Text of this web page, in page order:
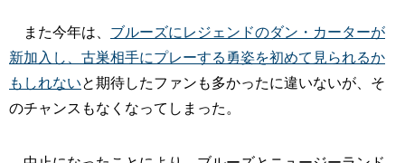
また今年は、 ブルーズにレジェンドのダン・カーターが
新加入し、古巣相手にプレーする勇姿を初めて見られるか
もしれないと期待したファンも多かったに違いないが、そ
のチャンスもなくなってしまった。